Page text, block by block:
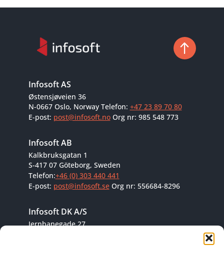
Infosoft AS
Østensjøveien 36
N-0667 Oslo, Norway Telefon: +47 23 89 70 80
E-post: post@infosoft.no Org nr: 985 548 773
Infosoft AB
Kalkbruksgatan 1
S-417 07 Göteborg, Sweden
Telefon:+46 (0) 303 440 441
E-post: post@infosoft.se Org nr: 556684-8296
Infosoft DK A/S
Jernbanegade 27